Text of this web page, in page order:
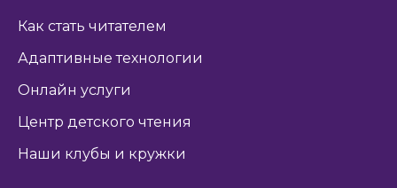
Как стать читателем
Адаптивные технологии
Онлайн услуги
Центр детского чтения
Наши клубы и кружки